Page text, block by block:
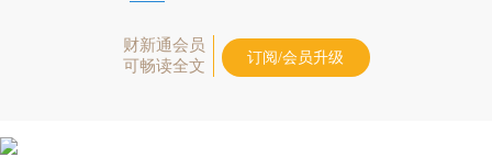
财新通会员
可畅读全文
订阅/会员升级